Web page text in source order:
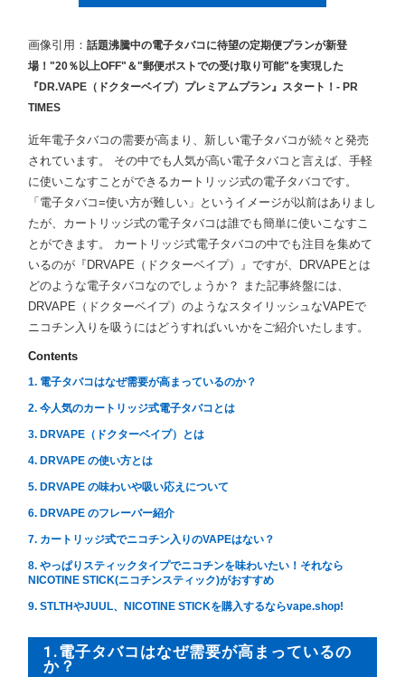
画像引用： 話題沸騰中の電子タバコに待望の定期便プランが新登
場！"20％以上OFF"＆"郵便ポストでの受け取り可能"を実現した
『DR.VAPE（ドクターベイプ）プレミアムプラン』スタート！- PR
TIMES
近年電子タバコの需要が高まり、新しい電子タバコが続々と発売
されています。 その中でも人気が高い電子タバコと言えば、手軽
に使いこなすことができるカートリッジ式の電子タバコです。
「電子タバコ=使い方が難しい」というイメージが以前はありまし
たが、カートリッジ式の電子タバコは誰でも簡単に使いこなすこ
とができます。 カートリッジ式電子タバコの中でも注目を集めて
いるのが『DRVAPE（ドクターベイプ）』ですが、DRVAPEとは
どのような電子タバコなのでしょうか？ また記事終盤には、
DRVAPE（ドクターベイプ）のようなスタイリッシュなVAPEで
ニコチン入りを吸うにはどうすればいいかをご紹介いたします。
Contents
1. 電子タバコはなぜ需要が高まっているのか？
2. 今人気のカートリッジ式電子タバコとは
3. DRVAPE（ドクターベイプ）とは
4. DRVAPE の使い方とは
5. DRVAPE の味わいや吸い応えについて
6. DRVAPE のフレーバー紹介
7. カートリッジ式でニコチン入りのVAPEはない？
8. やっぱりスティックタイプでニコチンを味わいたい！それなら
NICOTINE STICK(ニコチンスティック)がおすすめ
9. STLTHやJUUL、NICOTINE STICKを購入するならvape.shop!
1.電子タバコはなぜ需要が高まっているの
か？